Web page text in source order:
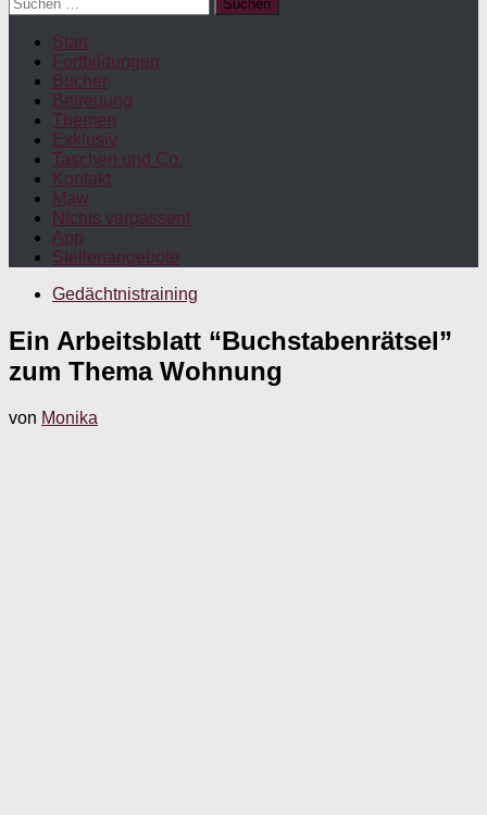
nach:
Start
Fortbildungen
Bücher
Betreuung
Themen
Exklusiv
Taschen und Co.
Kontakt
Maw
Nichts verpassen!
App
Stellenangebote
Gedächtnistraining
Ein Arbeitsblatt “Buchstabenrätsel”
zum Thema Wohnung
von Monika